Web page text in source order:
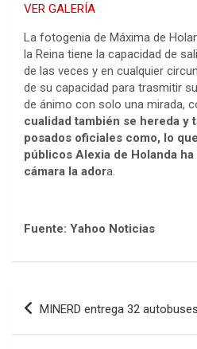
VER GALERÍA
La fotogenia de Máxima de
la Reina tiene la capacidad de
de las veces y en cualquier
de su capacidad para trasmitir
de ánimo con solo una mirada,
cualidad también se hereda y
posados oficiales como, lo
públicos Alexia de Holanda
cámara la adora.
Fuente: Yahoo Noticias
Navegación
de
MINERD entrega 32